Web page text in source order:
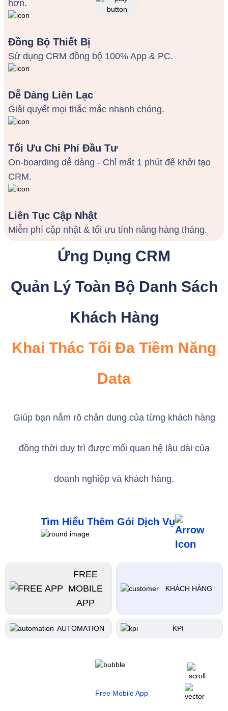
hơn.
Đồng Bộ Thiết Bị
Sử dụng CRM đồng bộ 100% App & PC.
Dễ Dàng Liên Lạc
Giải quyết mọi thắc mắc nhanh chóng.
Tối Ưu Chi Phí Đầu Tư
On-boarding dễ dàng - Chỉ mất 1 phút để khởi tạo
CRM.
Liên Tục Cập Nhật
Miễn phí cập nhật & tối ưu tính năng hàng tháng.
Ứng Dụng CRM
Quản Lý Toàn Bộ Danh Sách
Khách Hàng
Khai Thác Tối Đa Tiềm Năng
Data
Giúp bạn nắm rõ chân dung của từng khách hàng
đồng thời duy trì được mối quan hệ lâu dài của
doanh nghiệp và khách hàng.
Tìm Hiểu Thêm Gói Dịch Vụ
FREE
MOBILE
APP
KHÁCH HÀNG
AUTOMATION KPI
Free Mobile App